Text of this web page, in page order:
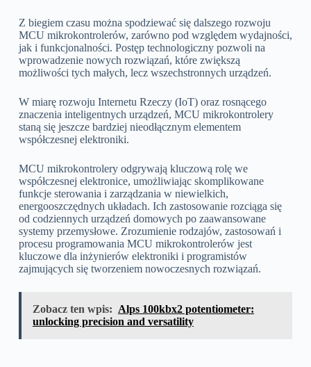
Z biegiem czasu można spodziewać się dalszego rozwoju
MCU mikrokontrolerów, zarówno pod względem wydajności,
jak i funkcjonalności. Postęp technologiczny pozwoli na
wprowadzenie nowych rozwiązań, które zwiększą
możliwości tych małych, lecz wszechstronnych urządzeń.
W miarę rozwoju Internetu Rzeczy (IoT) oraz rosnącego
znaczenia inteligentnych urządzeń, MCU mikrokontrolery
staną się jeszcze bardziej nieodłącznym elementem
współczesnej elektroniki.
MCU mikrokontrolery odgrywają kluczową rolę we
współczesnej elektronice, umożliwiając skomplikowane
funkcje sterowania i zarządzania w niewielkich,
energooszczędnych układach. Ich zastosowanie rozciąga się
od codziennych urządzeń domowych po zaawansowane
systemy przemysłowe. Zrozumienie rodzajów, zastosowań i
procesu programowania MCU mikrokontrolerów jest
kluczowe dla inżynierów elektroniki i programistów
zajmujących się tworzeniem nowoczesnych rozwiązań.
Zobacz ten wpis: Alps 100kbx2 potentiometer:
unlocking precision and versatility